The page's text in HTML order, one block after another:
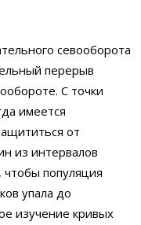
севооборота
перерыв
С точки
имеется
от
из интервалов
популяция
упала до
изучение кривых